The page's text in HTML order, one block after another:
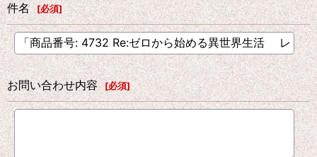
件名 [必須]
お問い合わせ内容 [必須]